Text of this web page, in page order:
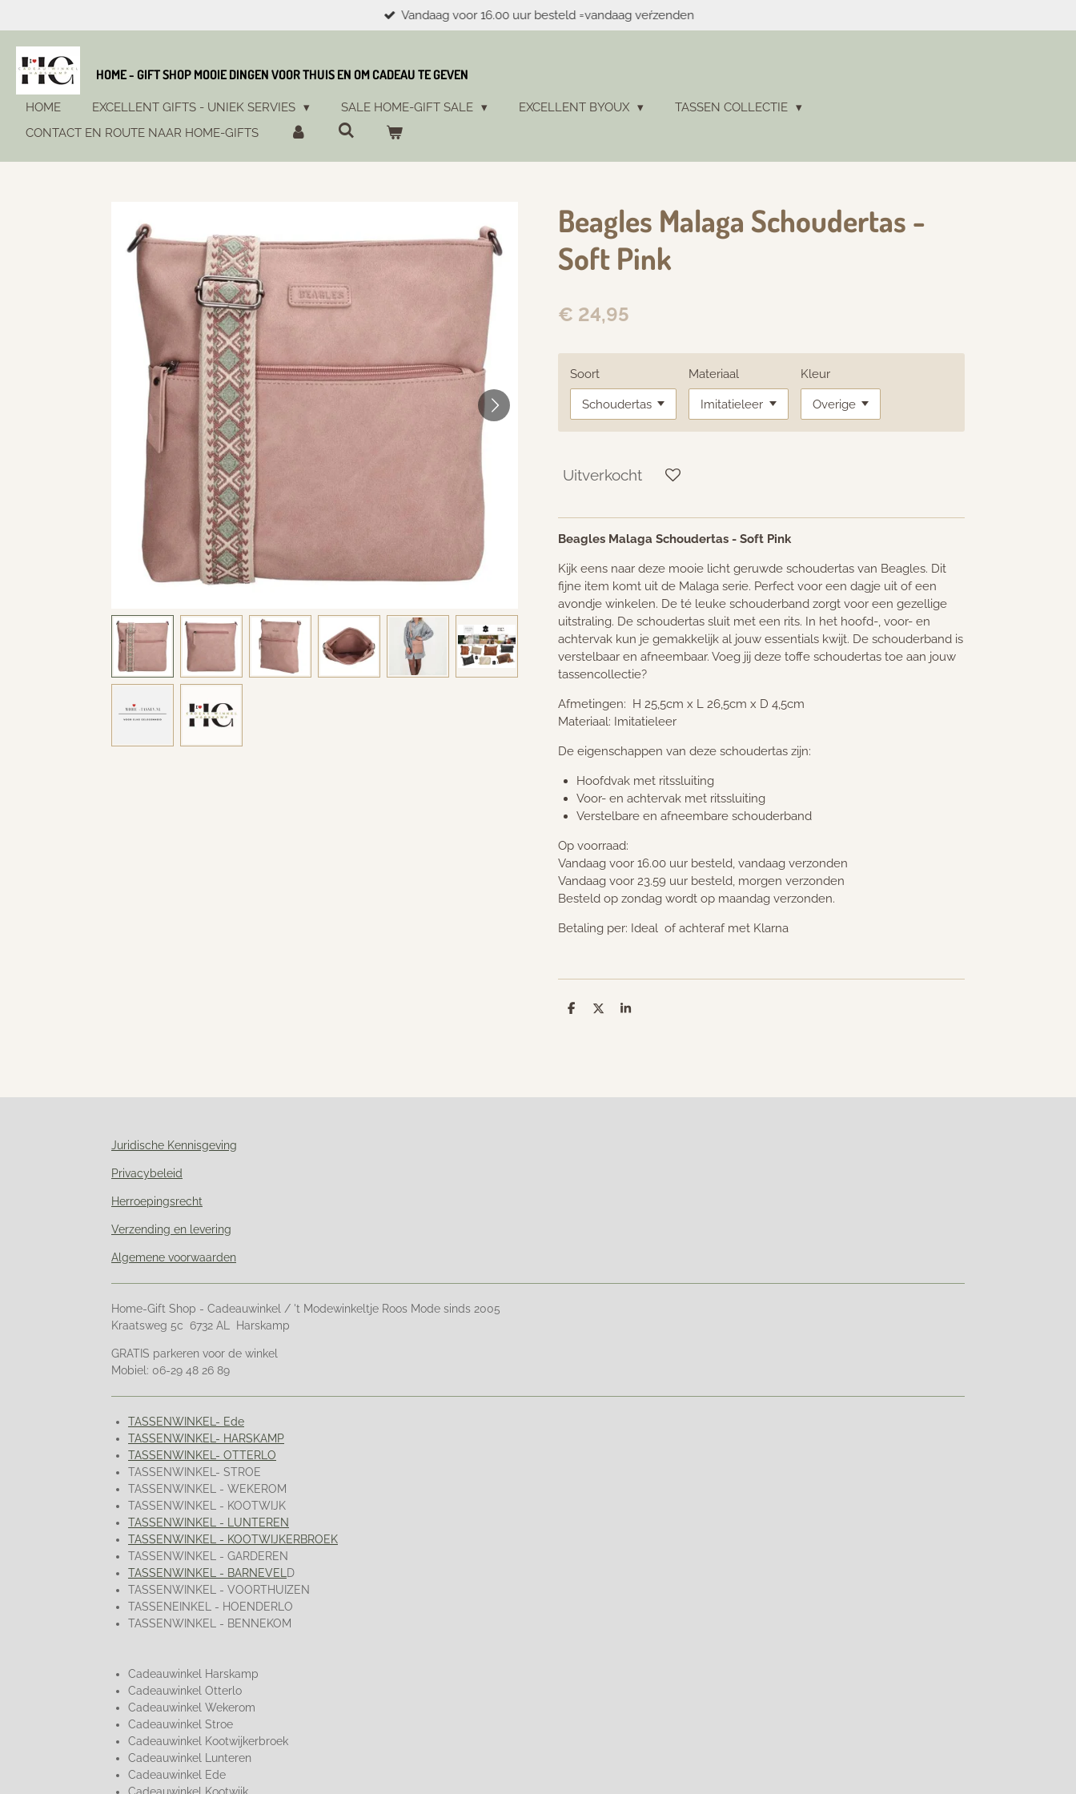
direct
naar
de
hoofdinhoud
Vandaag voor 16.00 uur besteld =vandaag veŕzenden
HOME - GIFT SHOP MOOIE DINGEN VOOR THUIS EN OM CADEAU TE GEVEN
HOME EXCELLENT GIFTS - UNIEK SERVIES SALE HOME-GIFT SALE EXCELLENT BYOUX
TASSEN COLLECTIE
CONTACT EN ROUTE NAAR HOME-GIFTS
Beagles Malaga Schoudertas -
Soft Pink
€ 24,95
Soort Materiaal Kleur
Uitverkocht
Beagles Malaga Schoudertas - Soft Pink
Kijk eens naar deze mooie licht geruwde schoudertas van Beagles. Dit
fijne item komt uit de Malaga serie. Perfect voor een dagje uit of een
avondje winkelen. De té leuke schouderband zorgt voor een gezellige
uitstraling. De schoudertas sluit met een rits. In het hoofd-, voor- en
achtervak kun je gemakkelijk al jouw essentials kwijt. De schouderband is
verstelbaar en afneembaar. Voeg jij deze toffe schoudertas toe aan jouw
tassencollectie?
Afmetingen: H 25,5cm x L 26,5cm x D 4,5cm
Materiaal: Imitatieleer
De eigenschappen van deze schoudertas zijn:
Hoofdvak met ritssluiting
Voor- en achtervak met ritssluiting
Verstelbare en afneembare schouderband
Op voorraad:
Vandaag voor 16.00 uur besteld, vandaag verzonden
Vandaag voor 23.59 uur besteld, morgen verzonden
Besteld op zondag wordt op maandag verzonden.
Betaling per: Ideal of achteraf met Klarna
D
D
S
Juridische Kennisgeving
Privacybeleid
Herroepingsrecht
Verzending en levering
Algemene voorwaarden
Home-Gift Shop - Cadeauwinkel / 't Modewinkeltje Roos Mode sinds 2005
Kraatsweg 5c 6732 AL Harskamp
GRATIS parkeren voor de winkel
Mobiel: 06-29 48 26 89
TASSENWINKEL- Ede
TASSENWINKEL- HARSKAMP
TASSENWINKEL- OTTERLO
TASSENWINKEL- STROE
TASSENWINKEL - WEKEROM
TASSENWINKEL - KOOTWIJK
TASSENWINKEL - LUNTEREN
TASSENWINKEL - KOOTWIJKERBROEK
TASSENWINKEL - GARDEREN
TASSENWINKEL - BARNEVEL
D
TASSENWINKEL - VOORTHUIZEN
TASSENEINKEL - HOENDERLO
TASSENWINKEL - BENNEKOM
Cadeauwinkel Harskamp
Cadeauwinkel Otterlo
Cadeauwinkel Wekerom
Cadeauwinkel Stroe
Cadeauwinkel Kootwijkerbroek
Cadeauwinkel Lunteren
Cadeauwinkel Ede
Cadeauwinkel Kootwijk